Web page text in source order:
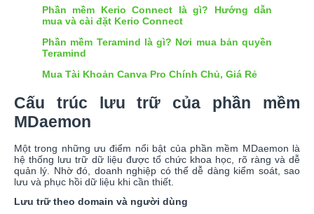
Phần mềm Kerio Connect là gì? Hướng dẫn
mua và cài đặt Kerio Connect
Phần mềm Teramind là gì? Nơi mua bản quyền
Teramind
Mua Tài Khoản Canva Pro Chính Chủ, Giá Rẻ
Cấu trúc lưu trữ của phần mềm
MDaemon
Một trong những ưu điểm nổi bật của phần mềm MDaemon là
hệ thống lưu trữ dữ liệu được tổ chức khoa học, rõ ràng và dễ
quản lý. Nhờ đó, doanh nghiệp có thể dễ dàng kiểm soát, sao
lưu và phục hồi dữ liệu khi cần thiết.
Lưu trữ theo domain và người dùng